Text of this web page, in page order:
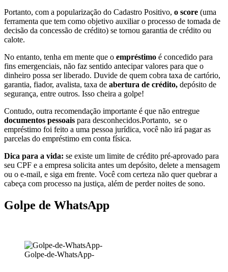
Portanto, com a popularização do Cadastro Positivo, o score (uma
ferramenta que tem como objetivo auxiliar o processo de tomada de
decisão da concessão de crédito) se tornou garantia de crédito ou
calote.
No entanto, tenha em mente que o empréstimo é concedido para
fins emergenciais, não faz sentido antecipar valores para que o
dinheiro possa ser liberado. Duvide de quem cobra taxa de cartório,
garantia, fiador, avalista, taxa de abertura de crédito, depósito de
segurança, entre outros. Isso cheira a golpe!
Contudo, outra recomendação importante é que não entregue
documentos pessoais para desconhecidos.Portanto, se o
empréstimo foi feito a uma pessoa jurídica, você não irá pagar as
parcelas do empréstimo em conta física.
Dica para a vida: se existe um limite de crédito pré-aprovado para
seu CPF e a empresa solicita antes um depósito, delete a mensagem
ou o e-mail, e siga em frente. Você com certeza não quer quebrar a
cabeça com processo na justiça, além de perder noites de sono.
Golpe de WhatsApp
Golpe-de-WhatsApp-